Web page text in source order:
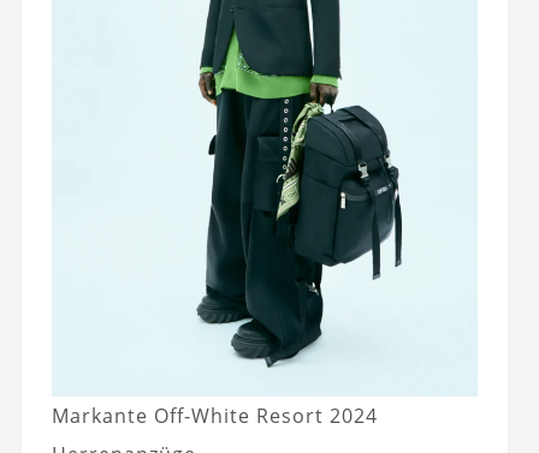
Markante Off-White Resort 2024